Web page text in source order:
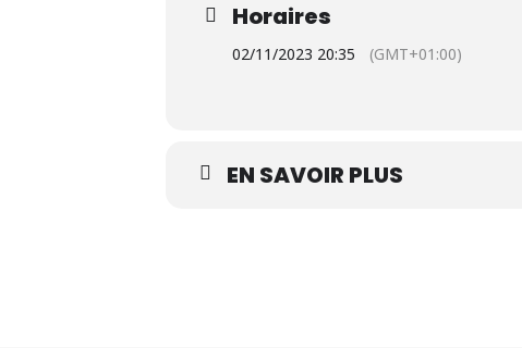
Horaires
02/11/2023 20:35 (GMT+01:00)
EN SAVOIR PLUS